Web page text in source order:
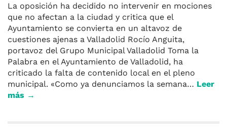
La oposición ha decidido no intervenir en mociones
que no afectan a la ciudad y critica que el
Ayuntamiento se convierta en un altavoz de
cuestiones ajenas a Valladolid Rocío Anguita,
portavoz del Grupo Municipal Valladolid Toma la
Palabra en el Ayuntamiento de Valladolid, ha
criticado la falta de contenido local en el pleno
municipal. «Como ya denunciamos la semana… Leer
más →